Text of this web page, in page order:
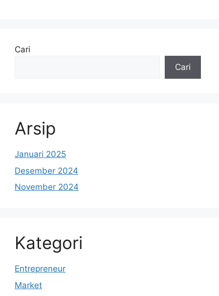
Cari
Cari
Arsip
Januari 2025
Desember 2024
November 2024
Kategori
Entrepreneur
Market